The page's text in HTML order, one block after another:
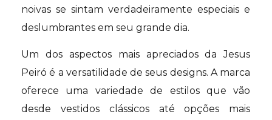
noivas se sintam verdadeiramente especiais e
deslumbrantes em seu grande dia.
Um dos aspectos mais apreciados da Jesus
Peiró é a versatilidade de seus designs. A marca
oferece uma variedade de estilos que vão
desde vestidos clássicos até opções mais